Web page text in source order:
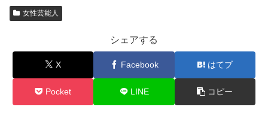
女性芸能人
シェアする
X Facebook はてブ
Pocket LINE コピー